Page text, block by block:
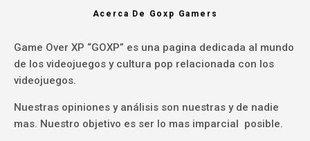
Acerca De Goxp Gamers
Game Over XP “GOXP” es una pagina dedicada al mundo
de los videojuegos y cultura pop relacionada con los
videojuegos.
Nuestras opiniones y análisis son nuestras y de nadie
mas. Nuestro objetivo es ser lo mas imparcial posible.